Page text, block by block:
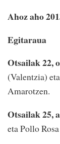
Ahoz aho
Egitaraua
Otsailak 22,
(Valentzia)
Amarotzen.
Otsailak 25,
eta Pollo